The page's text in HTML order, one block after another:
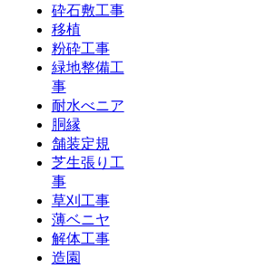
砕石敷工事
移植
粉砕工事
緑地整備工
事
耐水べニア
胴縁
舗装定規
芝生張り工
事
草刈工事
薄ベニヤ
解体工事
造園